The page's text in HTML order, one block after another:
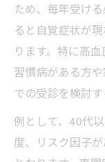
ため、毎年受け
ると自覚症状が
ります。特に高
習慣病がある方
での受診を検討
例として、40代
度、リスク因子